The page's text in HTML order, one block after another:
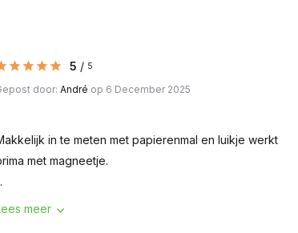
5 / 5
door: André op 6 December 2025
in te meten met papierenmal en luikje werkt
met magneetje.
meer